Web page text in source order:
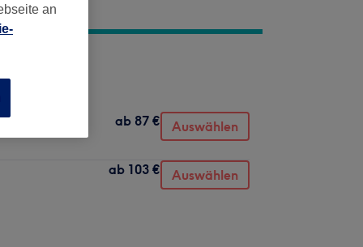
ab 87 € Auswählen
ab 103 € Auswählen
an